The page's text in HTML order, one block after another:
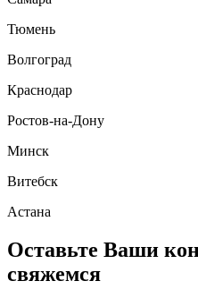
Тюмень
Волгоград
Краснодар
Ростов-на-Дону
Минск
Витебск
Астана
Оставьте Ваши
свяжемся